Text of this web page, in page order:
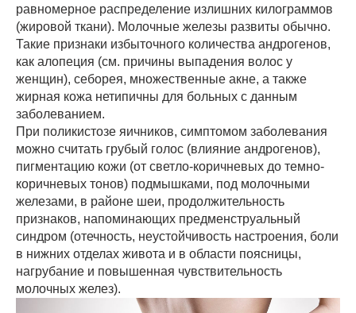
равномерное распределение излишних килограммов
(жировой ткани). Молочные железы развиты обычно.
Такие признаки избыточного количества андрогенов,
как алопеция (см. причины выпадения волос у
женщин), себорея, множественные акне, а также
жирная кожа нетипичны для больных с данным
заболеванием.
При поликистозе яичников, симптомом заболевания
можно считать грубый голос (влияние андрогенов),
пигментацию кожи (от светло-коричневых до темно-
коричневых тонов) подмышками, под молочными
железами, в районе шеи, продолжительность
признаков, напоминающих предменструальный
синдром (отечность, неустойчивость настроения, боли
в нижних отделах живота и в области поясницы,
нагрубание и повышенная чувствительность
молочных желез).